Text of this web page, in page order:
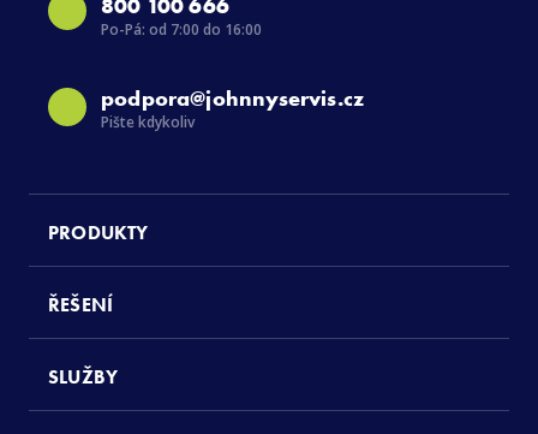
Po-Pá: od 7:00 do 16:00
podpora@johnnyservis.cz
Pište kdykoliv
PRODUKTY
ŘEŠENÍ
SLUŽBY